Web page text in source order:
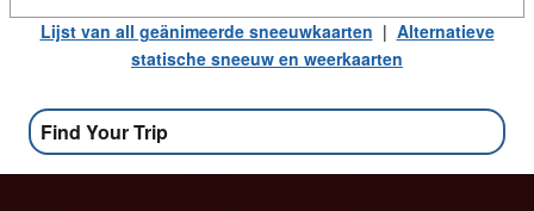
Lijst van all geänimeerde sneeuwkaarten | Alternatieve
statische sneeuw en weerkaarten
Find Your Trip